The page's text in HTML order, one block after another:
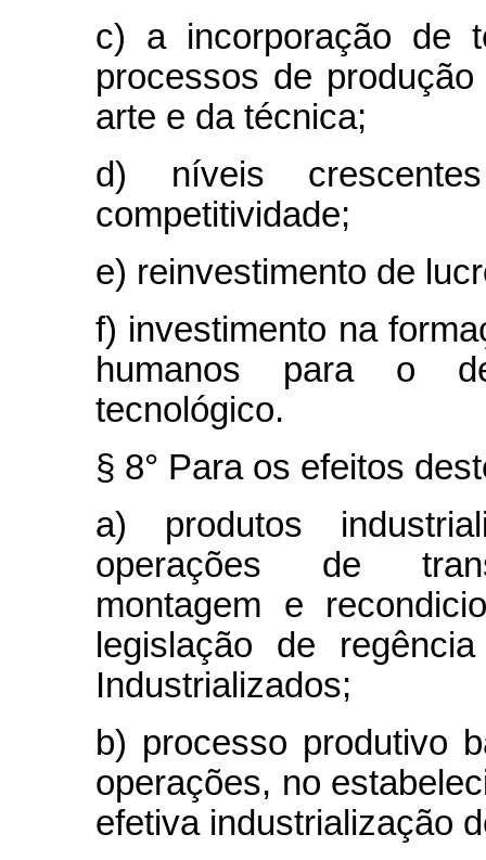
c) a incorporação de
processos de
arte e da técnica;
d) níveis
competitividade;
e) reinvestimento de
f) investimento na
humanos para o
tecnológico.
§ 8° Para os efeitos
a) produtos
operações de
montagem e
legislação de
Industrializados;
b) processo produtivo
operações, no
efetiva industrialização